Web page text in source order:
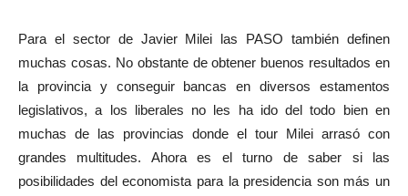
Para el sector de Javier Milei las PASO también definen
muchas cosas. No obstante de obtener buenos resultados en
la provincia y conseguir bancas en diversos estamentos
legislativos, a los liberales no les ha ido del todo bien en
muchas de las provincias donde el tour Milei arrasó con
grandes multitudes. Ahora es el turno de saber si las
posibilidades del economista para la presidencia son más un